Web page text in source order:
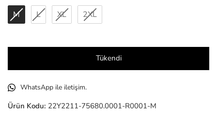
M L XL 2XL
Tükendi
WhatsApp ile iletişim.
Ürün Kodu: 22Y2211-75680.0001-R0001-M